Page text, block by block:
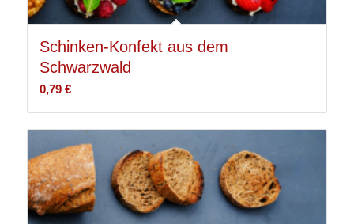
Schinken-Konfekt aus dem
Schwarzwald
0,79 €